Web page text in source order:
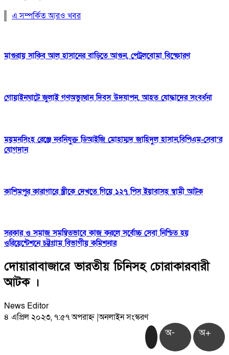
এ সম্পর্কিত আরও খবর
মাগুরায় সাকিব আল হাসানের বাড়িতে আগুন, পেট্রলবোমা বিস্ফোরণ
গোয়াইনঘাটে জুলাই গণঅভ্যুত্থান দিবস উদযাপন, আহত যোদ্ধাদের সংবর্ধনা
ময়মনসিংহ রেঞ্জে নবনিযুক্ত ডিআইজি মোহাম্মদ জাহিদুল হাসান,বিপিএম-সেবা’র
যোগদান
কাশিমপুর কারাগারে স্ত্রীকে দেখতে গিয়ে ১২৭ পিস ইয়াবাসহ স্বামী আটক
সরকার ও সমাজ সমন্বিতভাবে কাজ করলে সর্বোচ্চ সেবা নিশ্চিত হয়
ওরিয়েন্টেশনে চট্টগ্রাম বিভাগীয় কমিশনার
দোয়ারাবাজারে ভারতীয় চিনিসহ চোরাকারবারী
আটক ।
News Editor
৪ এপ্রিল ২০২৩, ৭:৫৭ অপরাহ্ন|অনলাইন সংস্করণ
অ- অ+